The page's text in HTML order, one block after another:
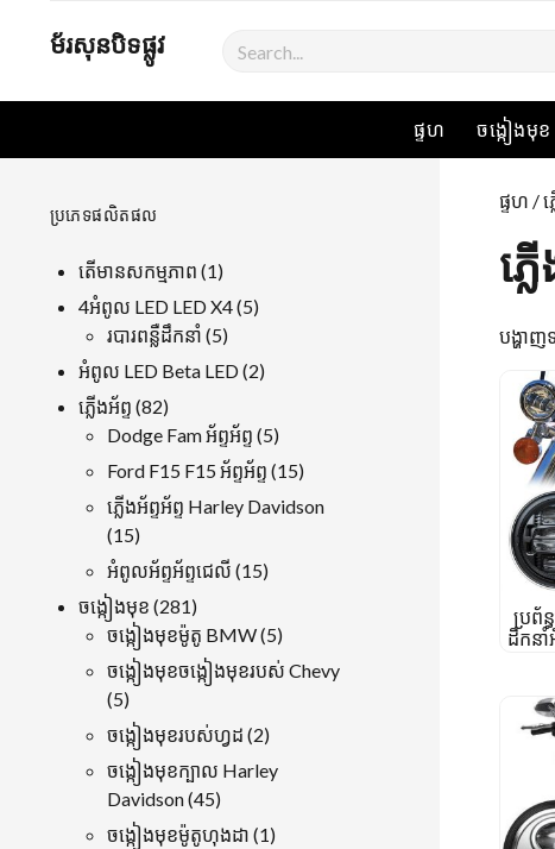
ម័រសុនបិទផ្លូវ ការឆេកឆេ
ផ្ទហ ចង្កៀងមុខ
ផ្ទហ /ភ្
ភ្
បង្ហា
ប្រព័
ដឹកនាំ
ប្រភេទផលិតផល
តើមានសកម្មភាព 11
ផលិតផល
4អំពូល LED LED X4 55
របារពន្លឺដឹកនាំ 55
ផលិតផល
អំពូល LED Beta LED 22
ភ្លើងអ័ព្ទ 8282
ផលិតផល
Dodge Fam អ័ព្ទអ័ព្ទ 55
ផលិតផល
Ford F15 F15 អ័ព្ទអ័ព្ទ 1515
ភ្លើងអ័ព្ទអ័ព្ទ Harley Davidson
1515
ផលិតផល
អំពូលអ័ព្ទអ័ព្ទជេលី 1515
ចង្កៀងមុខ 281281
ផលិតផល
ចង្កៀងមុខម៉ូតូ BMW 55
ផលិតផល
ចង្កៀងមុខចង្កៀងមុខរបស់ Chevy
55
ផលិតផល
ចង្កៀងមុខរបស់ហ្វដ 22
ចង្កៀងមុខក្បាល Harley
Davidson 4545
ផលិតផល
ចង្កៀងមុខម៉ូតូហុងដា 11